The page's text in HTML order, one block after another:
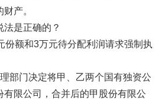
产。
法是正确的？
份额和3万元待分配利润请求强制执
部门决定将甲、乙两个国有独资公
限公司，合并后的甲股份有限公